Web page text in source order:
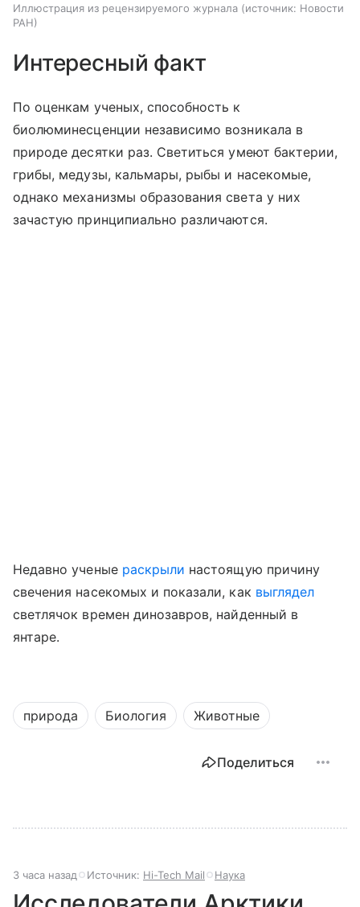
Иллюстрация из рецензируемого журнала источник: Новости
РАН
Интересный факт
По оценкам ученых, способность к
биолюминесценции независимо возникала в
природе десятки раз. Светиться умеют бактерии,
грибы, медузы, кальмары, рыбы и насекомые,
однако механизмы образования света у них
зачастую принципиально различаются.
Недавно ученые раскрыли настоящую причину
свечения насекомых и показали, как выглядел
светлячок времен динозавров, найденный в
янтаре.
природа Биология Животные
Поделиться
3 часа назад Источник: Hi-Tech Mail Наука